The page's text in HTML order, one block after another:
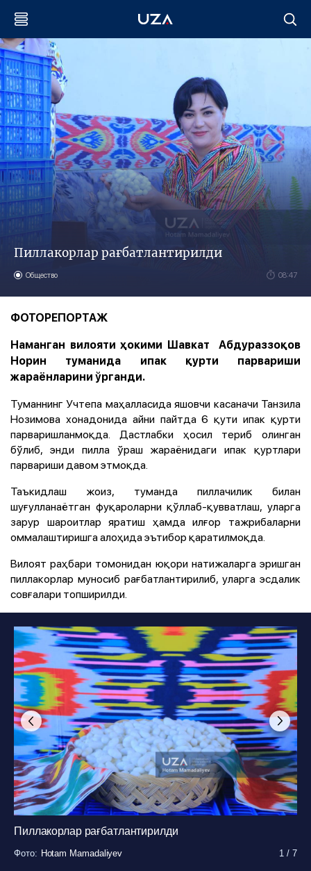
Пиллакорлар рағбатлантирилди
Общество 08:47
ФОТОРЕПОРТАЖ
Наманган вилояти ҳокими Шавкат Абдураззоқов
Норин туманида ипак қурти парвариши
жараёнларини ўрганди.
Туманнинг Учтепа маҳалласида яшовчи касаначи Танзила
Нозимова хонадонида айни пайтда 6 қути ипак қурти
парваришланмоқда. Дастлабки ҳосил териб олинган
бўлиб, энди пилла ўраш жараёнидаги ипак қуртлари
парвариши давом этмоқда.
Таъкидлаш жоиз, туманда пиллачилик билан
шуғулланаётган фуқароларни қўллаб-қувватлаш, уларга
зарур шароитлар яратиш ҳамда илғор тажрибаларни
оммалаштиришга алоҳида эътибор қаратилмоқда.
Вилоят раҳбари томонидан юқори натижаларга эришган
пиллакорлар муносиб рағбатлантирилиб, уларга эсдалик
совғалари топширилди.
Пиллакорлар рағбатлантирилди
Фото: Hotam Mamadaliyev 1 /7
Фото: Hotam Mamadaliyev 1 /7
Фото: Hotam Mamadaliyev 1 /7
Фото: Hotam Mamadaliyev 1 /7
Фото: Hotam Mamadaliyev 1 /7
Фото: Hotam Mamadaliyev 1 /7
Фото: Hotam Mamadaliyev 1 /7